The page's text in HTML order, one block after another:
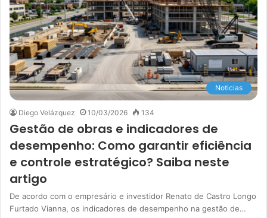
Noticias
Diego Velázquez 10/03/2026 134
Gestão de obras e indicadores de
desempenho: Como garantir eficiência
e controle estratégico? Saiba neste
artigo
De acordo com o empresário e investidor Renato de Castro Longo
Furtado Vianna, os indicadores de desempenho na gestão de…